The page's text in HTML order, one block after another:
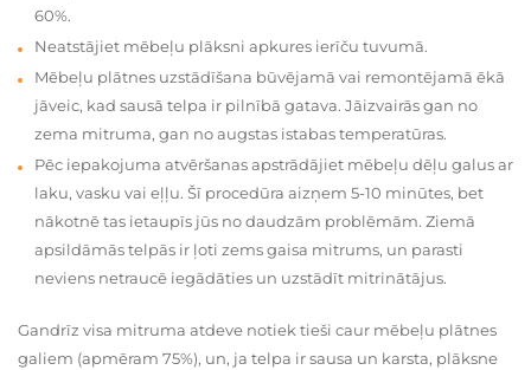
60%.
Neatstājiet mēbeļu plāksni apkures ierīču tuvumā.
Mēbeļu plātnes uzstādīšana būvējamā vai remontējamā ēkā
jāveic, kad sausā telpa ir pilnībā gatava. Jāizvairās gan no
zema mitruma, gan no augstas istabas temperatūras.
Pēc iepakojuma atvēršanas apstrādājiet mēbeļu dēļu galus ar
laku, vasku vai eļļu. Šī procedūra aizņem 5-10 minūtes, bet
nākotnē tas ietaupīs jūs no daudzām problēmām. Ziemā
apsildāmās telpās ir ļoti zems gaisa mitrums, un parasti
neviens netraucē iegādāties un uzstādīt mitrinātājus.
Gandrīz visa mitruma atdeve notiek tieši caur mēbeļu plātnes
galiem (apmēram 75%), un, ja telpa ir sausa un karsta, plāksne